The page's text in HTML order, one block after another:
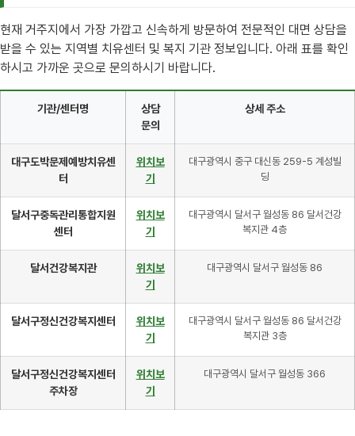
현재 거주지에서 가장 가깝고 신속하게 방문하여 전문적인 대면 상담을
받을 수 있는 지역별 치유센터 및 복지 기관 정보입니다. 아래 표를 확인
하시고 가까운 곳으로 문의하시기 바랍니다.
기관/센터명
상담
문의
상세 주소
대구도박문제예방치유센
터
위치보
기
대구광역시 중구 대신동 259-5 계성빌
딩
달서구중독관리통합지원
센터
위치보
기
대구광역시 달서구 월성동 86 달서건강
복지관 4층
달서건강복지관
위치보
기
대구광역시 달서구 월성동 86
달서구정신건강복지센터
위치보
기
대구광역시 달서구 월성동 86 달서건강
복지관 3층
달서구정신건강복지센터
주차장
위치보
기
대구광역시 달서구 월성동 366